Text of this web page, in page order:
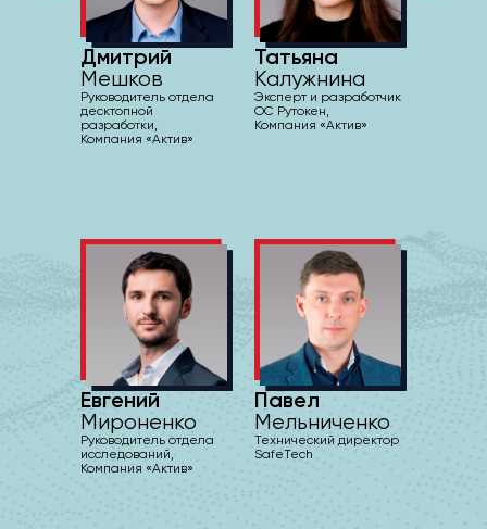
Татьяна
Калужнина
Эксперт и разработчик
ОС Рутокен,
Компания «Актив»
Дмитрий
Мешков
Руководитель отдела
десктопной
разработки,
Компания «Актив»
Павел
Мельниченко
Технический директор
SafeTech
Евгений
Мироненко
Руководитель отдела
исследований,
Компания «Актив»